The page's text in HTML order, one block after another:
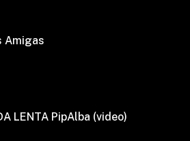
Amigas
LENTA PipAlba (video)